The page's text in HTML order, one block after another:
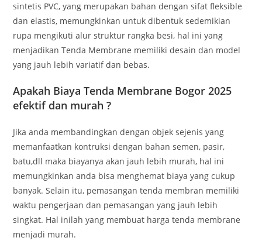
sintetis PVC, yang merupakan bahan dengan sifat fleksible
dan elastis, memungkinkan untuk dibentuk sedemikian
rupa mengikuti alur struktur rangka besi, hal ini yang
menjadikan Tenda Membrane memiliki desain dan model
yang jauh lebih variatif dan bebas.
Apakah Biaya Tenda Membrane Bogor 2025
efektif dan murah ?
Jika anda membandingkan dengan objek sejenis yang
memanfaatkan kontruksi dengan bahan semen, pasir,
batu,dll maka biayanya akan jauh lebih murah, hal ini
memungkinkan anda bisa menghemat biaya yang cukup
banyak. Selain itu, pemasangan tenda membran memiliki
waktu pengerjaan dan pemasangan yang jauh lebih
singkat. Hal inilah yang membuat harga tenda membrane
menjadi murah.